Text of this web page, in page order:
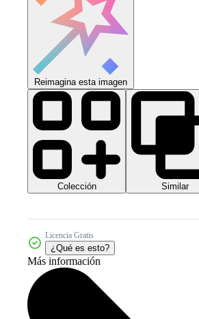
Reimagina esta imagen
Colección Similar
Licencia Gratis
¿Qué es esto?
Más información